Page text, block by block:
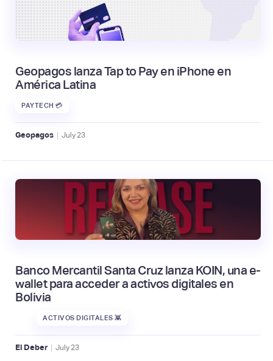
Geopagos lanza Tap to Pay en iPhone en
América Latina
PAYTECH 💳
Geopagos | July 23
Banco Mercantil Santa Cruz lanza KOIN, una e-
wallet para acceder a activos digitales en
Bolivia
ACTIVOS DIGITALES 👾
El Deber | July 23